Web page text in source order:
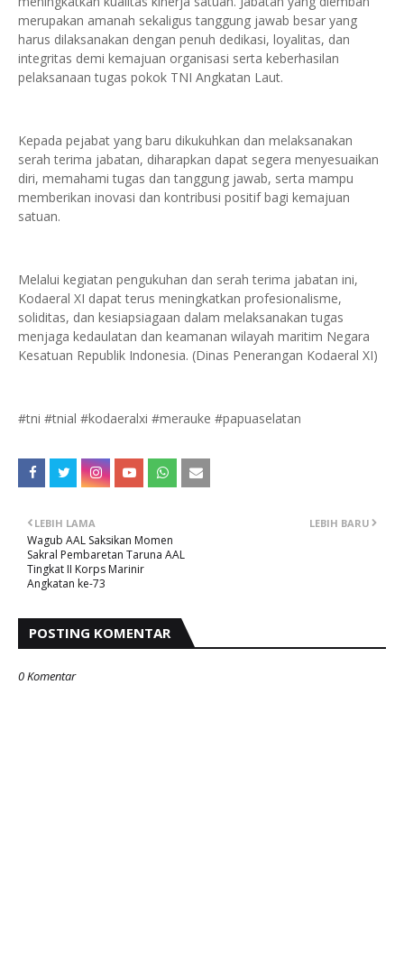
merupakan amanah sekaligus tanggung jawab besar yang
harus dilaksanakan dengan penuh dedikasi, loyalitas, dan
integritas demi kemajuan organisasi serta keberhasilan
pelaksanaan tugas pokok TNI Angkatan Laut.
Kepada pejabat yang baru dikukuhkan dan melaksanakan
serah terima jabatan, diharapkan dapat segera menyesuaikan
diri, memahami tugas dan tanggung jawab, serta mampu
memberikan inovasi dan kontribusi positif bagi kemajuan
satuan.
Melalui kegiatan pengukuhan dan serah terima jabatan ini,
Kodaeral XI dapat terus meningkatkan profesionalisme,
soliditas, dan kesiapsiagaan dalam melaksanakan tugas
menjaga kedaulatan dan keamanan wilayah maritim Negara
Kesatuan Republik Indonesia. (Dinas Penerangan Kodaeral XI)
#tni #tnial #kodaeralxi #merauke #papuaselatan
LEBIH BARU
LEBIH LAMA
Wagub AAL Saksikan Momen
Sakral Pembaretan Taruna AAL
Tingkat II Korps Marinir
Angkatan ke-73
POSTING KOMENTAR
0 Komentar